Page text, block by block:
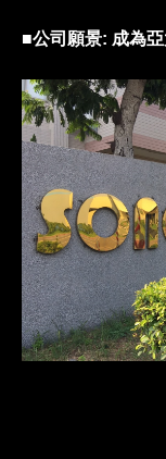
■公司願景: 成為